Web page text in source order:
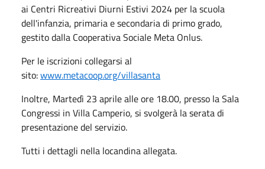
ai Centri Ricreativi Diurni Estivi 2024 per la scuola
dell'infanzia, primaria e secondaria di primo grado,
gestito dalla Cooperativa Sociale Meta Onlus.
Per le iscrizioni collegarsi al
sito:www.metacoop.org/villasanta
Inoltre, Martedì 23 aprile alle ore 18.00, presso la Sala
Congressi in Villa Camperio, si svolgerà la serata di
presentazione del servizio.
Tutti i dettagli nella locandina allegata.